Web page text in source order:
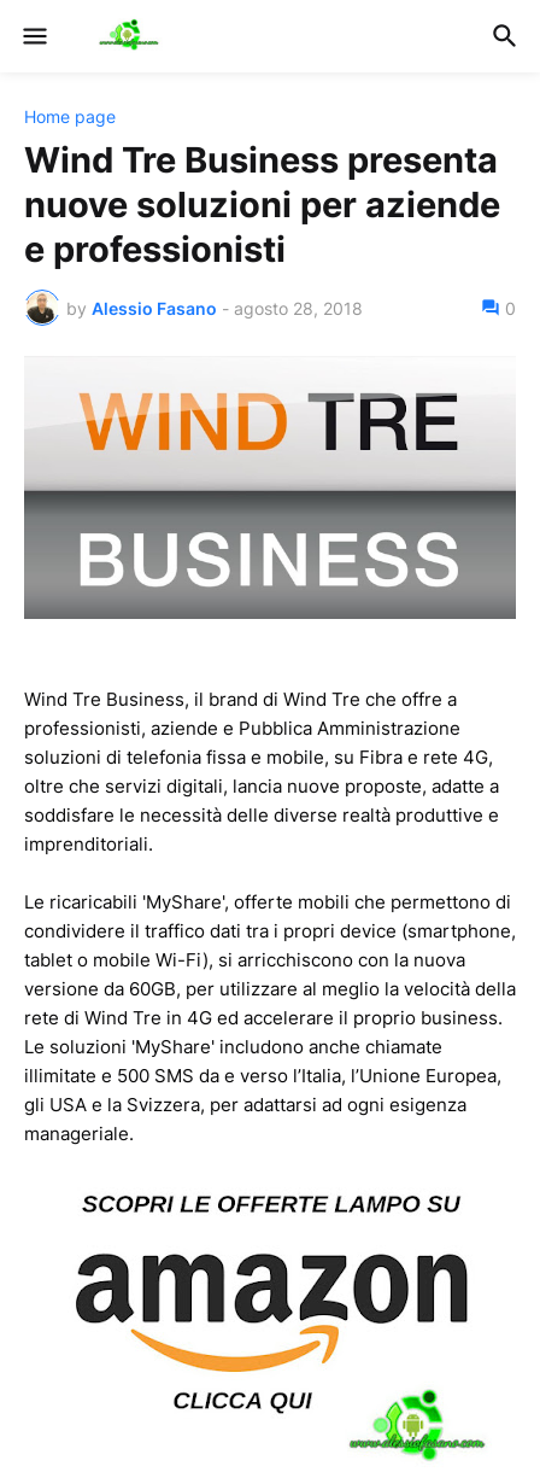
Home page
Wind Tre Business presenta
nuove soluzioni per aziende
e professionisti
by Alessio Fasano - agosto 28, 2018 0
Wind Tre Business, il brand di Wind Tre che offre a
professionisti, aziende e Pubblica Amministrazione
soluzioni di telefonia fissa e mobile, su Fibra e rete 4G,
oltre che servizi digitali, lancia nuove proposte, adatte a
soddisfare le necessità delle diverse realtà produttive e
imprenditoriali.
Le ricaricabili 'MyShare', offerte mobili che permettono di
condividere il traffico dati tra i propri device (smartphone,
tablet o mobile Wi-Fi), si arricchiscono con la nuova
versione da 60GB, per utilizzare al meglio la velocità della
rete di Wind Tre in 4G ed accelerare il proprio business.
Le soluzioni 'MyShare' includono anche chiamate
illimitate e 500 SMS da e verso l’Italia, l’Unione Europea,
gli USA e la Svizzera, per adattarsi ad ogni esigenza
manageriale.